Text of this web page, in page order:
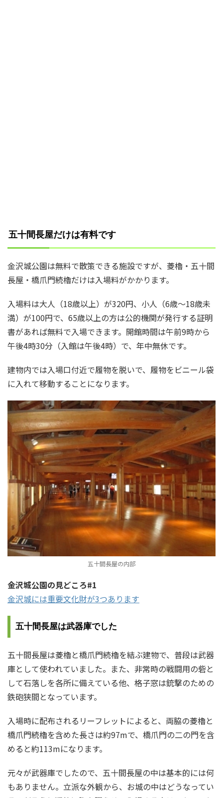
五十間長屋だけは有料です
金沢城公園は無料で散策できる施設ですが、菱櫓・五十間
長屋・橋爪門続櫓だけは入場料がかかります。
入場料は大人（18歳以上）が320円、小人（6歳～18歳未
満）が100円で、65歳以上の方は公的機関が発行する証明
書があれば無料で入場できます。開館時間は午前9時から
午後4時30分（入館は午後4時）で、年中無休です。
建物内では入場口付近で履物を脱いで、履物をビニール袋
に入れて移動することになります。
五十間長屋の内部
金沢城公園の見どころ#1
金沢城には重要文化財が3つあります
五十間長屋は武器庫でした
五十間長屋は菱櫓と橋爪門続櫓を結ぶ建物で、普段は武器
庫として使われていました。また、非常時の戦闘用の砦と
して石落しを各所に備えている他、格子窓は銃撃のための
鉄砲狭間となっています。
入場時に配布されるリーフレットによると、両脇の菱櫓と
橋爪門続櫓を含めた長さは約97mで、橋爪門の二の門を含
めると約113mになります。
元々が武器庫でしたので、五十間長屋の中は基本的には何
もありません。立派な外観から、お城の中はどうなってい